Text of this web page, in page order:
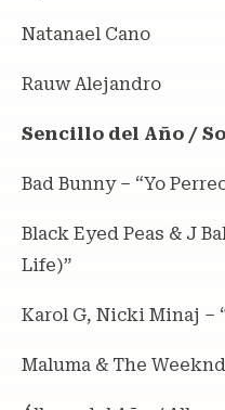
Natanael Cano
Rauw Alejandro
Sencillo del Año /
Bad Bunny – “Yo
Black Eyed Peas & J
Life)”
Karol G, Nicki Minaj –
Maluma & The